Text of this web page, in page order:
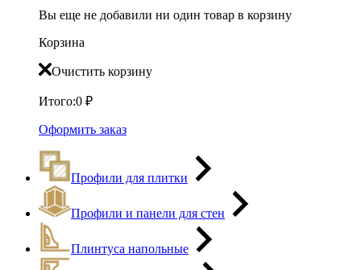
Вы еще не добавили ни один товар в корзину
Корзина
Очистить корзину
Итого:0 ₽
Оформить заказ
Профили для плитки
Профили и панели для стен
Плинтуса напольные